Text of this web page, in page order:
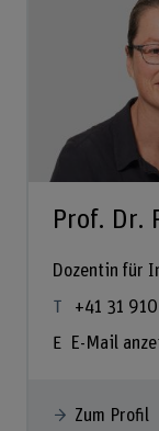
Prof. Dr.
Dozentin für
+41 31
E-Mail
Zum Profil